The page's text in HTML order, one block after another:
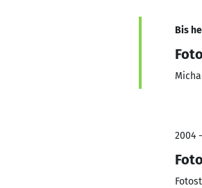
Bis
2004